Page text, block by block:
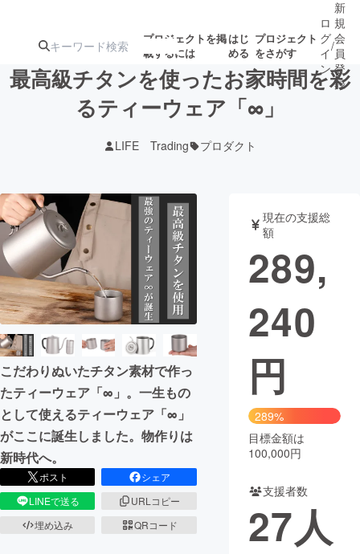
プロジェクトを掲
載するには
はじ
める
プロジェクト
をさがす
ジェクト
募集終了が近いプ
ロジェクト
アート・写真 音楽
テクノロジー・ガジェット ゲーム・サ
映像・映画
ビジネス・起業
まちづくり・地域活性化
CAMPFIRE for Social Good
CAMPFIRE Creation
コミュニティ
ロ
グ
イ
ン
/
新
規
会
員
登
録
最高級チタンを使ったお家時間を彩
るティーウェア「∞」
LIFE Trading プロダクト
こだわりぬいたチタン素材で作っ
たティーウェア「∞」。一生もの
として使えるティーウェア「∞」
がここに誕生しました。物作りは
新時代へ。
ポスト
シェア
LINEで送る
URLコピー
埋め込み
QRコード
現在の支援総
額
289,
240
円
289%
目標金額は
100,000円
支援者数
27人